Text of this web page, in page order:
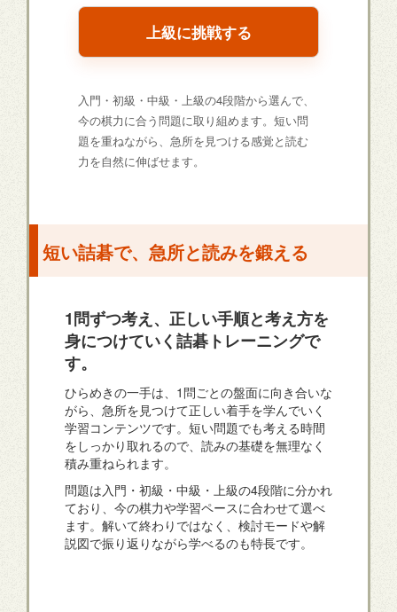
上級に挑戦する
入門・初級・中級・上級の4段階から選んで、
今の棋力に合う問題に取り組めます。短い問
題を重ねながら、急所を見つける感覚と読む
力を自然に伸ばせます。
短い詰碁で、急所と読みを鍛える
1問ずつ考え、正しい手順と考え方を
身につけていく詰碁トレーニングで
す。
ひらめきの一手は、1問ごとの盤面に向き合いな
がら、急所を見つけて正しい着手を学んでいく
学習コンテンツです。短い問題でも考える時間
をしっかり取れるので、読みの基礎を無理なく
積み重ねられます。
問題は入門・初級・中級・上級の4段階に分かれ
ており、今の棋力や学習ペースに合わせて選べ
ます。解いて終わりではなく、検討モードや解
説図で振り返りながら学べるのも特長です。